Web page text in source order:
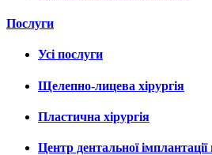
Послуги
Усі послуги
Щелепно-лицева хірургія
Пластична хірургія
Центр дентальної імплантації